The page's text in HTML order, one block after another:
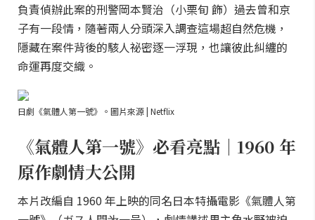
負責偵辦此案的刑警岡本賢治（小栗旬 飾）過去曾和京
子有一段情，隨著兩人分頭深入調查這場超自然危機，
隱藏在案件背後的駭人祕密逐一浮現，也讓彼此糾纏的
命運再度交織。
日劇《氣體人第一號》。圖片來源 | Netflix
《氣體人第一號》必看亮點｜1960 年
原作劇情大公開
本片改編自 1960 年上映的同名日本特攝電影《氣體人第